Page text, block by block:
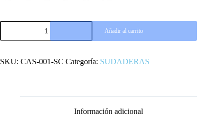
SUDADERA
NZS
CAPUCHA
cantidad
Añadir al carrito
SKU: CAS-001-SC Categoría: SUDADERAS
Información adicional